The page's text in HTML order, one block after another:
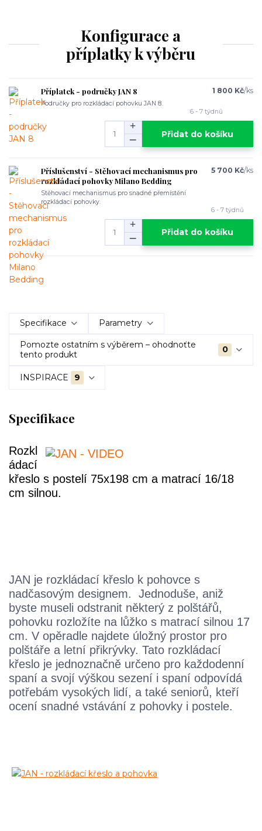
Konfigurace a
příplatky k výběru
Příplatek - područky JAN 8
Područky pro rozkládací pohovku JAN 8.
1 800 Kč/ks
6 - 7 týdnů
Přidat do košíku
Příslušenství - Stěhovací mechanismus pro
rozkládací pohovky Milano Bedding
Stěhovací mechanismus pro snadné přemístění
rozkládací pohovky.
5 700 Kč/ks
6 - 7 týdnů
Přidat do košíku
Specifikace Parametry
Pomozte ostatním s výběrem – ohodnoťte
tento produkt
0
INSPIRACE 9
Specifikace
Rozkl
ádací
křeslo s postelí 75x198 cm a matrací 16/18
cm silnou.
JAN je rozkládací křeslo k pohovce s
nadčasovým designem. Jednoduše, aniž
byste museli odstranit některý z polštářů,
pohovku rozložíte na lůžko s matrací silnou 17
cm. V opěradle najdete úložný prostor pro
polštáře a letní přikrývky. Tato rozkládací
křeslo je jednoznačně určeno pro každodenní
spaní a svojí výškou sezení i spaní odpovídá
potřebám vysokých lidí, a také seniorů, kteří
ocení snadné vstávání z pohovky i postele.